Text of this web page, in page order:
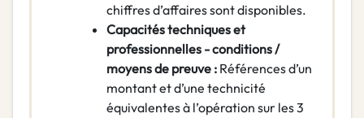
chiffres d’affaires sont disponibles.
Capacités techniques et
professionnelles - conditions /
moyens de preuve : Références d’un
montant et d’une technicité
équivalentes à l’opération sur les 3